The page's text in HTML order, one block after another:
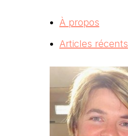
À propos
Articles récents